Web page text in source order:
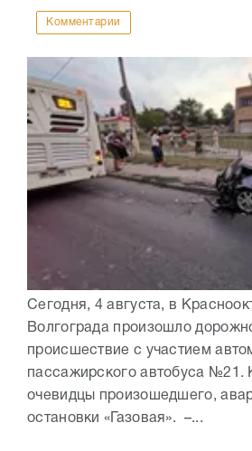
Комментарии
Сегодня, 4 августа, в
Волгограда произошло
происшествие с участием
пассажирского автобуса №21.
очевидцы произошедшего,
остановки «Газовая». –...